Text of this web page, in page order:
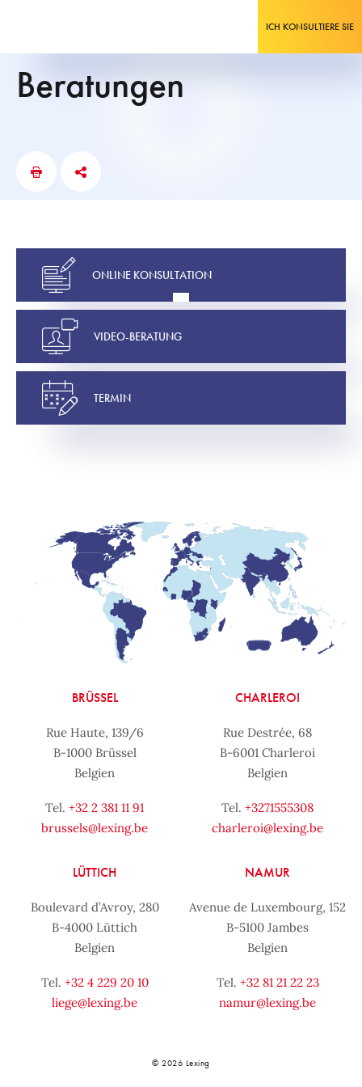
ICH KONSULTIERE SIE
Beratungen
ONLINE KONSULTATION
VIDEO-BERATUNG
TERMIN
BRÜSSEL
Rue Haute, 139/6
B-1000 Brüssel
Belgien
Tel. +32 2 381 11 91
brussels@lexing.be
CHARLEROI
Rue Destrée, 68
B-6001 Charleroi
Belgien
Tel. +3271555308
charleroi@lexing.be
LÜTTICH
Boulevard d’Avroy, 280
B-4000 Lüttich
Belgien
Tel. +32 4 229 20 10
liege@lexing.be
NAMUR
Avenue de Luxembourg, 152
B-5100 Jambes
Belgien
Tel. +32 81 21 22 23
namur@lexing.be
© 2026 Lexing